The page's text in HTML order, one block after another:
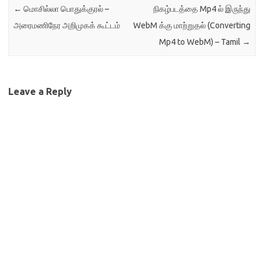
← மொசில்லா பொதுக்குரல் –
அரைமணிநேர அறிமுகக் கூட்டம்
நிகழ்படத்தை Mp4 ல் இருந்து
WebM க்கு மாற்றுதல் (Converting
Mp4 to WebM) – Tamil →
Leave a Reply